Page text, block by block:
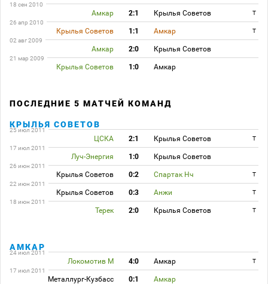
18 сен 2010
Амкар 2:1 Крылья Советов
T
26 апр 2010
Крылья Советов 1:1 Амкар
T
02 авг 2009
Амкар 2:0 Крылья Советов
21 мар 2009
Крылья Советов 1:0 Амкар
ПОСЛЕДНИЕ 5 МАТЧЕЙ КОМАНД
КРЫЛЬЯ СОВЕТОВ
25 июл 2011
ЦСКА 2:1 Крылья Советов
T
17 июл 2011
Луч-Энергия 1:0 Крылья Советов
26 июн 2011
Крылья Советов 0:2 Спартак Нч
T
22 июн 2011
Крылья Советов 0:3 Анжи
T
18 июн 2011
Терек 2:0 Крылья Советов T
АМКАР
24 июл 2011
Локомотив М 4:0 Амкар
T
17 июл 2011
Металлург-Кузбасс 0:1 Амкар